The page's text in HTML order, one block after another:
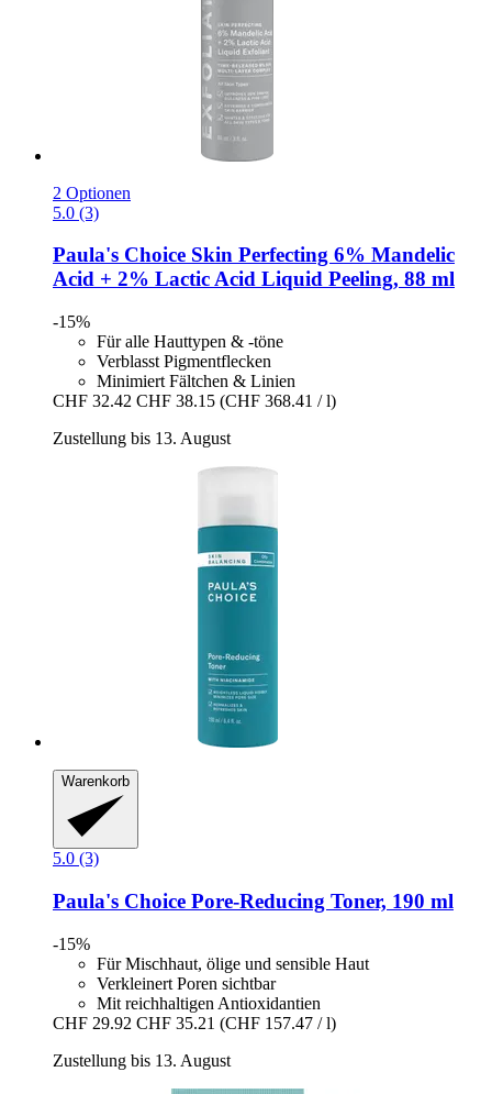
2 Optionen
5.0 (3)
Paula's Choice Skin Perfecting 6% Mandelic
Acid + 2% Lactic Acid Liquid Peeling, 88 ml
-15%
Für alle Hauttypen & -töne
Verblasst Pigmentflecken
Minimiert Fältchen & Linien
CHF 32.42 CHF 38.15 (CHF 368.41 / l)
Zustellung bis 13. August
Warenkorb
5.0 (3)
Paula's Choice Pore-​Reducing Toner, 190 ml
-15%
Für Mischhaut, ölige und sensible Haut
Verkleinert Poren sichtbar
Mit reichhaltigen Antioxidantien
CHF 29.92 CHF 35.21 (CHF 157.47 / l)
Zustellung bis 13. August